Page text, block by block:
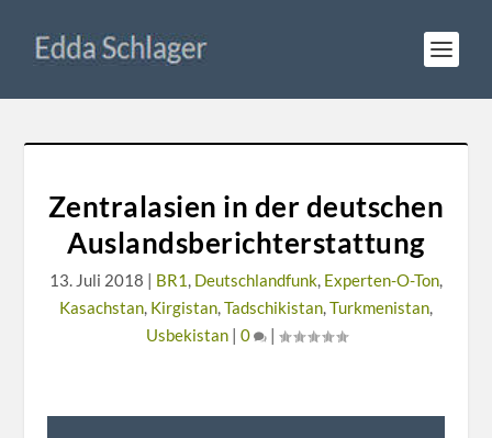
Zentralasien in der deutschen
Auslandsberichterstattung
13. Juli 2018 | BR1 , Deutschlandfunk, Experten-O-Ton,
Kasachstan, Kirgistan,Tadschikistan,Turkmenistan,
Usbekistan| 0 |